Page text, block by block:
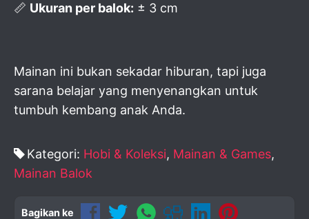
📏 Ukuran per balok: ± 3 cm
Mainan ini bukan sekadar hiburan, tapi juga
sarana belajar yang menyenangkan untuk
tumbuh kembang anak Anda.
Kategori: Hobi & Koleksi, Mainan & Games,
Mainan Balok
Bagikan ke